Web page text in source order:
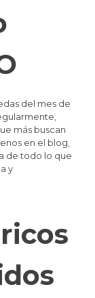
del mes de
más buscan
en el blog,
de todo lo que
y